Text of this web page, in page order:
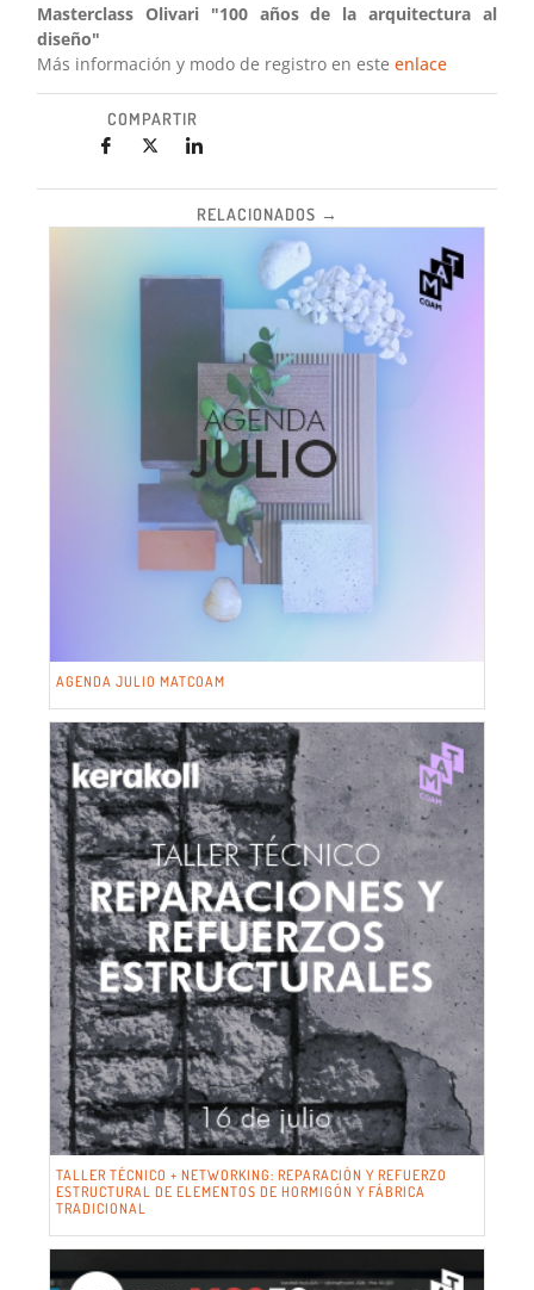
Masterclass Olivari "100 años de la arquitectura al
diseño"
Más información y modo de registro en esteenlace
COMPARTIR
RELACIONADOS →
AGENDA JULIO MATCOAM
TALLER TÉCNICO + NETWORKING: REPARACIÓN Y REFUERZO
ESTRUCTURAL DE ELEMENTOS DE HORMIGÓN Y FÁBRICA
TRADICIONAL